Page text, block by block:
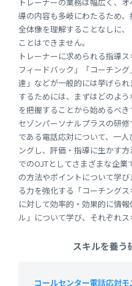
導の内容も多岐にわたるため
全体像を理解することなしに
ことはできません。
トレーナーに求められる指導
フィードバック」「コーチン
達」などが一般的には挙げら
するためには、まずはどのよ
を把握することから始めるべき
セゾンパーソナルプラスの研
である電話応対について、一
ングし、評価・指導に生かす
でのOJTとしてさまざまな企業
の方法やポイントについて学
る力を強化する「コーチング
に対して効率的・効果的に情
ル」について学び、それぞれス
スキルを養う
コールセンター電話応対